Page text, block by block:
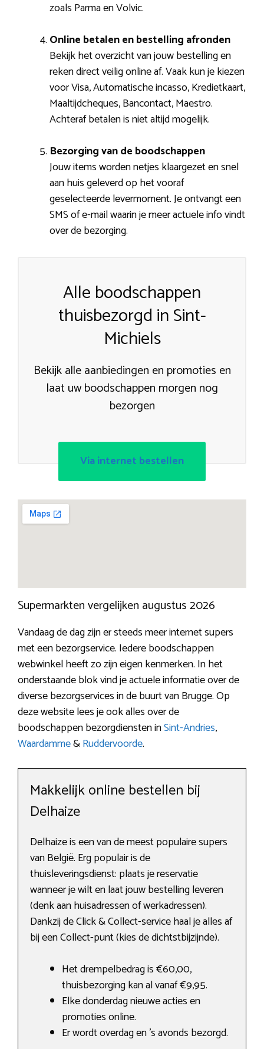
zoals Parma en Volvic.
Online betalen en bestelling afronden
Bekijk het overzicht van jouw bestelling en
reken direct veilig online af. Vaak kun je kiezen
voor Visa, Automatische incasso, Kredietkaart,
Maaltijdcheques, Bancontact, Maestro.
Achteraf betalen is niet altijd mogelijk.
Bezorging van de boodschappen
Jouw items worden netjes klaargezet en snel
aan huis geleverd op het vooraf
geselecteerde levermoment. Je ontvangt een
SMS of e-mail waarin je meer actuele info vindt
over de bezorging.
Alle boodschappen
thuisbezorgd in Sint-
Michiels
Bekijk alle aanbiedingen en promoties en
laat uw boodschappen morgen nog
bezorgen
Via internet bestellen
Supermarkten vergelijken augustus 2026
Vandaag de dag zijn er steeds meer internet supers
met een bezorgservice. Iedere boodschappen
webwinkel heeft zo zijn eigen kenmerken. In het
onderstaande blok vind je actuele informatie over de
diverse bezorgservices in de buurt van Brugge. Op
deze website lees je ook alles over de
boodschappen bezorgdiensten inSint-Andries,
Waardamme&Ruddervoorde.
Makkelijk online bestellen bij
Delhaize
Delhaize is een van de meest populaire supers
van België. Erg populair is de
thuisleveringsdienst: plaats je reservatie
wanneer je wilt en laat jouw bestelling leveren
(denk aan huisadressen of werkadressen).
Dankzij de Click & Collect-service haal je alles af
bij een Collect-punt (kies de dichtstbijzijnde).
Het drempelbedrag is €60,00,
thuisbezorging kan al vanaf €9,95.
Elke donderdag nieuwe acties en
promoties online.
Er wordt overdag en ’s avonds bezorgd.